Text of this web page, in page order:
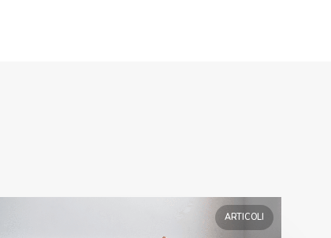
ARTICOLI